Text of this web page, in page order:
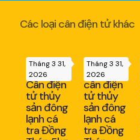
Các loại cân điện tử khác
Tháng 3 31,
2026
Cân điện
tử thủy
sản đông
lạnh cá
tra Đồng
Tháng 3 31,
2026
cân điện
tử thủy
sản đông
lạnh cá
tra Đồng